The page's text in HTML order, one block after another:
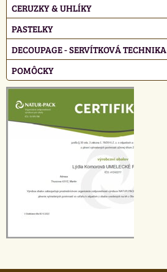
CERUZKY & UHLÍKY
PASTELKY
DECOUPAGE - SERVÍTKOVÁ TECHNIKA
POMÔCKY